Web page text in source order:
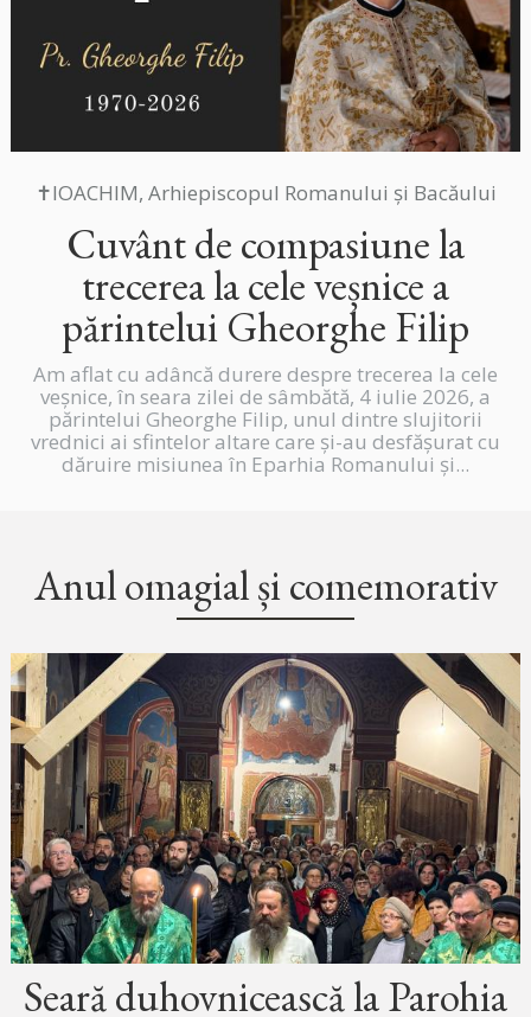
✝IOACHIM, Arhiepiscopul Romanului și Bacăului
Cuvânt de compasiune la
trecerea la cele veșnice a
părintelui Gheorghe Filip
Am aflat cu adâncă durere despre trecerea la cele
veșnice, în seara zilei de sâmbătă, 4 iulie 2026, a
părintelui Gheorghe Filip, unul dintre slujitorii
vrednici ai sfintelor altare care și-au desfășurat cu
dăruire misiunea în Eparhia Romanului și...
Anul omagial și comemorativ
Seară duhovnicească la Parohia